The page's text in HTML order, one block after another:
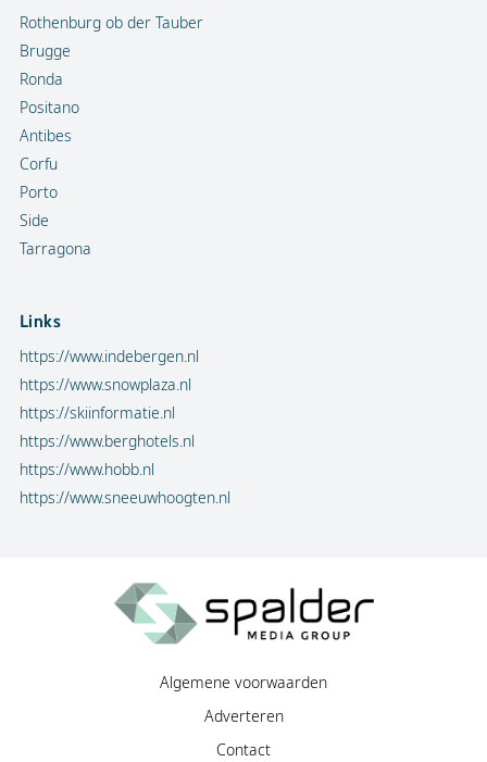
Rothenburg ob der Tauber
Brugge
Ronda
Positano
Antibes
Corfu
Porto
Side
Tarragona
Links
https://www.indebergen.nl
https://www.snowplaza.nl
https://skiinformatie.nl
https://www.berghotels.nl
https://www.hobb.nl
https://www.sneeuwhoogten.nl
Algemene voorwaarden
Adverteren
Contact